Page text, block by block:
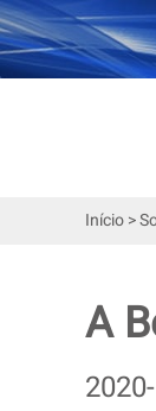
Início>
A